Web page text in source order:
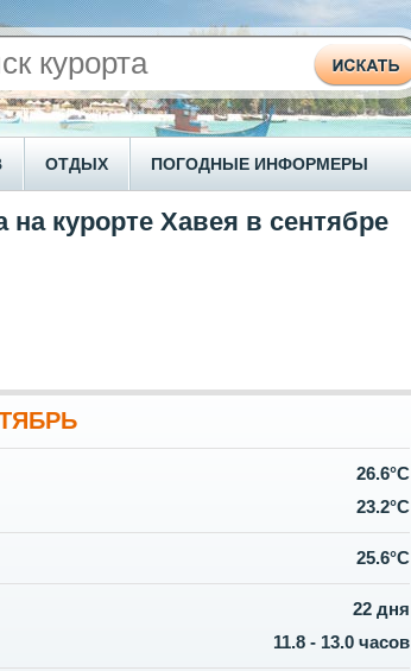
ОТДЫХ ПОГОДНЫЕ ИНФОРМЕРЫ
на курорте Хавея в сентябре
26.6°C
23.2°C
25.6°C
22 дня
11.8 - 13.0 часов